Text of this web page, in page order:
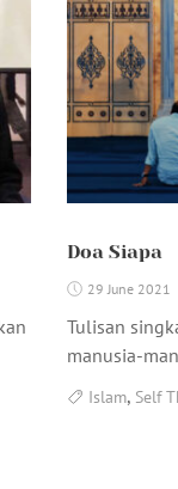
Doa Siapa
29 June 2021
Tulisan
manusia-
Islam, Self